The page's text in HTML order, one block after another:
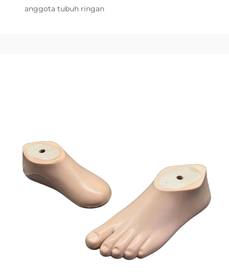
anggota tubuh ringan